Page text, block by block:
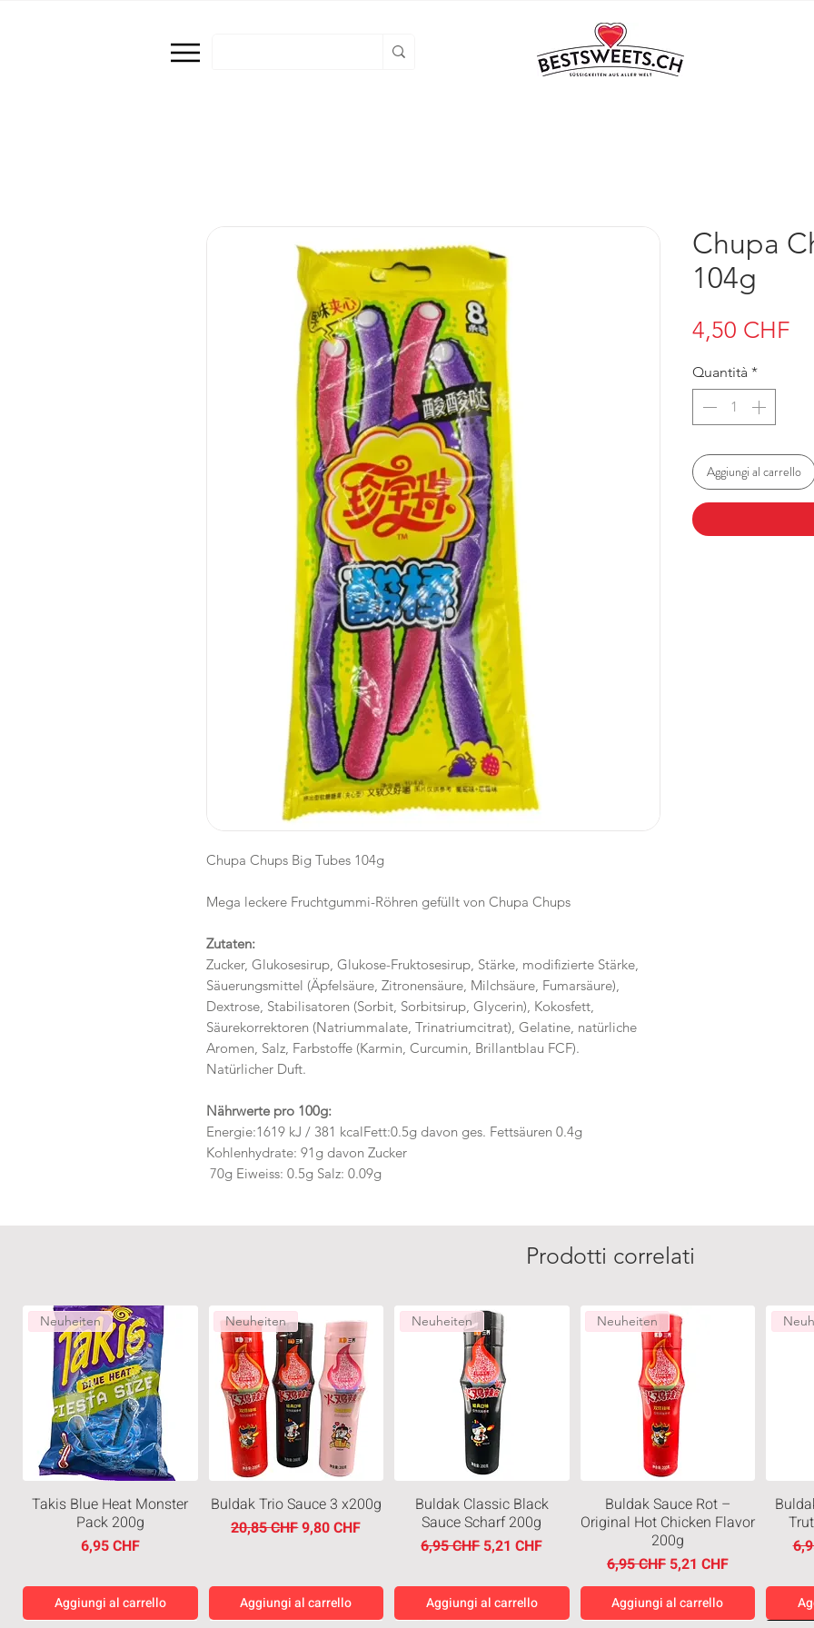
Chupa Chups Big Tubes 104g
Mega leckere Fruchtgummi-Röhren gefüllt von Chupa Chups
Zutaten:
Zucker, Glukosesirup, Glukose-Fruktosesirup, Stärke, modifizierte Stärke,
Säuerungsmittel (Äpfelsäure, Zitronensäure, Milchsäure, Fumarsäure),
Dextrose, Stabilisatoren (Sorbit, Sorbitsirup, Glycerin), Kokosfett,
Säurekorrektoren (Natriummalate, Trinatriumcitrat), Gelatine, natürliche
Aromen, Salz, Farbstoffe (Karmin, Curcumin, Brillantblau FCF).
Natürlicher Duft.
Nährwerte pro 100g:
Energie:1619 kJ / 381 kcalFett:0.5g davon ges. Fettsäuren 0.4g
Kohlenhydrate: 91g davon Zucker
70g Eiweiss: 0.5g Salz: 0.09g
Chupa
104g
4,50 CHF
Quantità *
Aggiungi al carrello
Prodotti correlati
Neuheiten
Takis Blue Heat Monster
Pack 200g
Prezzo
6,95 CHF
Aggiungi al carrello
Neuheiten
Buldak Trio Sauce 3 x200g
Prezzo regolare
20,85 CHFPrezzo scontato
9,80 CHF
Aggiungi al carrello
Neuheiten
Buldak Classic Black
Sauce Scharf 200g
Prezzo regolare
6,95 CHFPrezzo scontato
5,21 CHF
Aggiungi al carrello
Neuheiten
Buldak Sauce Rot –
Original Hot Chicken Flavor
200g
Prezzo regolare
6,95 CHF Prezzo scontato
5,21 CHF
Aggiungi al carrello